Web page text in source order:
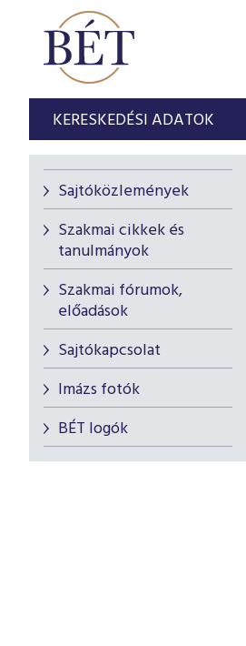
KERESKEDÉSI ADATOK
Sajtóközlemények
Szakmai cikkek és
tanulmányok
Szakmai fórumok,
előadások
Sajtókapcsolat
Imázs fotók
BÉT logók